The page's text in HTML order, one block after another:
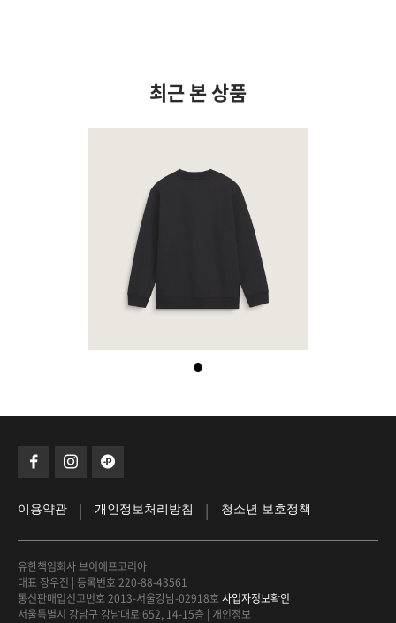
최근 본 상품
이용약관 | 개인정보처리방침 | 청소년 보호정책
유한책임회사 브이에프코리아
대표 장우진 | 등록번호 220-88-43561
통신판매업신고번호 2013-서울강남-02918호 사업자정보확인
서울특별시 강남구 강남대로 652, 14-15층 | 개인정보